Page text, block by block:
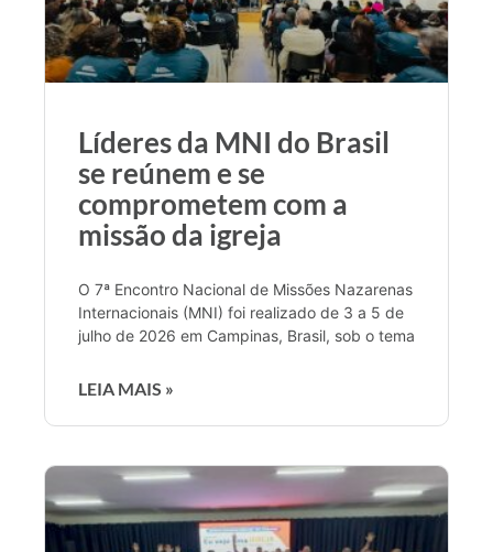
Líderes da MNI do Brasil
se reúnem e se
comprometem com a
missão da igreja
O 7ª Encontro Nacional de Missões Nazarenas
Internacionais (MNI) foi realizado de 3 a 5 de
julho de 2026 em Campinas, Brasil, sob o tema
LEIA MAIS »